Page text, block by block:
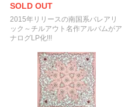
SOLD OUT
2015年リリースの南国系バレアリ
ック～チルアウト名作アルバムがア
ナログLP化!!!